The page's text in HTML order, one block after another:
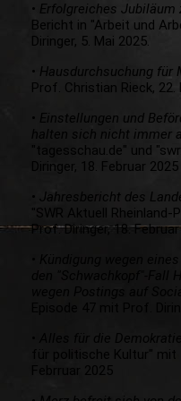
• Erfolgreiches
Bericht in "Arbeit und
Diringer, 5. Mai 2025.
• Hausdurchsuchung für
Prof. Christian Rieck, 22.
Einstellungen und
halten sich nicht immer
"tagesschau.de" und
Diringer, 18. Februar 2025
Jahresbericht des
"SWR Aktuell
Prof. Diringer, 18.
Kündigung wegen
den "Schwachkopf"-Fall
Episode 47 mit Prof.
Alles für die Demokratie?
für politische Kultur"
Febrruar 2025